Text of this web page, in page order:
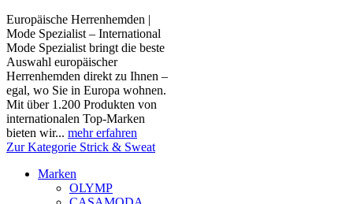
Europäische Herrenhemden |
Mode Spezialist – International
Mode Spezialist bringt die beste
Auswahl europäischer
Herrenhemden direkt zu Ihnen –
egal, wo Sie in Europa wohnen.
Mit über 1.200 Produkten von
internationalen Top-Marken
bieten wir... mehr erfahren
Zur Kategorie Strick & Sweat
Marken
OLYMP